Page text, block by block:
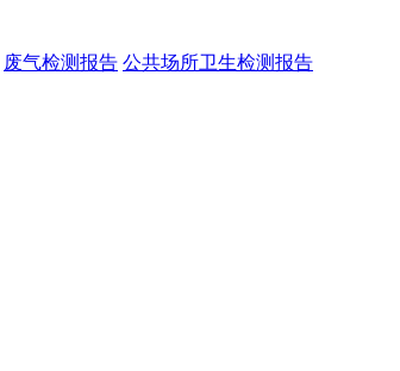
废气检测报告 公共场所卫生检测报告